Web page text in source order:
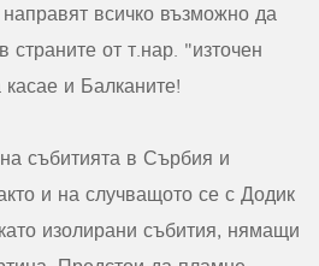
всичко възможно да
страните от т.нар. "източен
и Балканите!
събитията в Сърбия и
и на случващото се с Додик
изолирани събития, нямащи